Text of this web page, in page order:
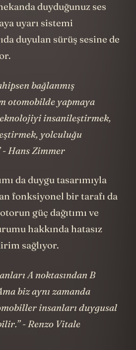
duyduğunuz ses
uyarı sistemi
duyulan sürüş sesine de
bağlanmış
otomobilde yapmaya
teknolojiyi insanileştirmek,
yolculuğu
Hans Zimmer
da duygu tasarımıyla
fonksiyonel bir tarafı da
güç dağıtımı ve
hakkında hatasız
sağlıyor.
A noktasından B
biz aynı zamanda
insanları duygusal
- Renzo Vitale